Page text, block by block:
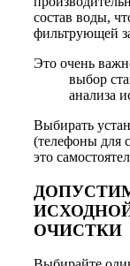
состав воды,
фильтрующей
Это очень
выбор
анализа
Выбирать
(телефоны для
это
ОЧИСТКИ